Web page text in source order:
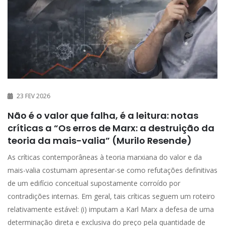
23 FEV 2026
Não é o valor que falha, é a leitura: notas
críticas a “Os erros de Marx: a destruição da
teoria da mais-valia” (Murilo Resende)
As críticas contemporâneas à teoria marxiana do valor e da
mais-valia costumam apresentar-se como refutações definitivas
de um edifício conceitual supostamente corroído por
contradições internas. Em geral, tais críticas seguem um roteiro
relativamente estável: (i) imputam a Karl Marx a defesa de uma
determinação direta e exclusiva do preço pela quantidade de